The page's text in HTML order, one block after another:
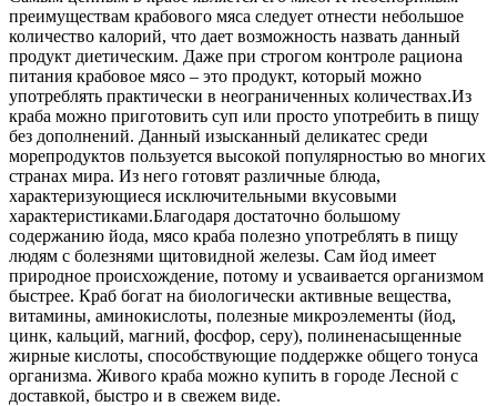
преимуществам крабового мяса следует отнести небольшое
количество калорий, что дает возможность назвать данный
продукт диетическим. Даже при строгом контроле рациона
питания крабовое мясо – это продукт, который можно
употреблять практически в неограниченных количествах.Из
краба можно приготовить суп или просто употребить в пищу
без дополнений. Данный изысканный деликатес среди
морепродуктов пользуется высокой популярностью во многих
странах мира. Из него готовят различные блюда,
характеризующиеся исключительными вкусовыми
характеристиками.Благодаря достаточно большому
содержанию йода, мясо краба полезно употреблять в пищу
людям с болезнями щитовидной железы. Сам йод имеет
природное происхождение, потому и усваивается организмом
быстрее. Краб богат на биологически активные вещества,
витамины, аминокислоты, полезные микроэлементы (йод,
цинк, кальций, магний, фосфор, серу), полиненасыщенные
жирные кислоты, способствующие поддержке общего тонуса
организма. Живого краба можно купить в городе Лесной с
доставкой, быстро и в свежем виде.